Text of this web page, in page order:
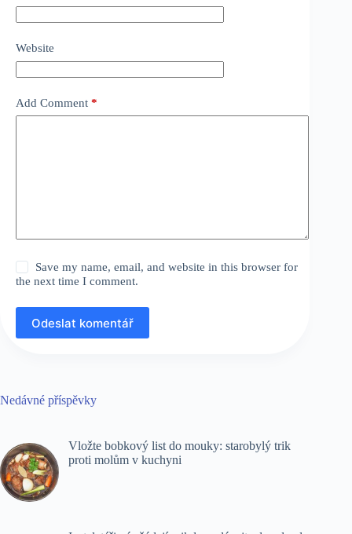
Website
Add Comment *
Save my name, email, and website in this browser for
the next time I comment.
Odeslat komentář
Nedávné příspěvky
Vložte bobkový list do mouky: starobylý trik
proti molům v kuchyni